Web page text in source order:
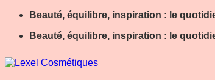
Passer
contenu
Beauté, équilibre, inspiration : le
Beauté, équilibre, inspiration : le